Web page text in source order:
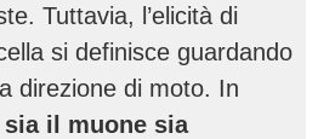
Tuttavia, l’elicità di
si definisce guardando
direzione di moto. In
sia il muone sia